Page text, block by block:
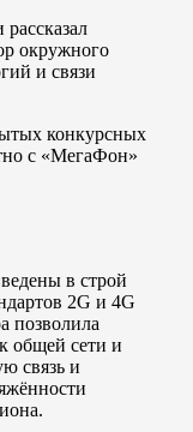
окружного
и связи
конкурсных
с «МегаФон»
в строй
2G и 4G
позволила
общей сети и
связь и